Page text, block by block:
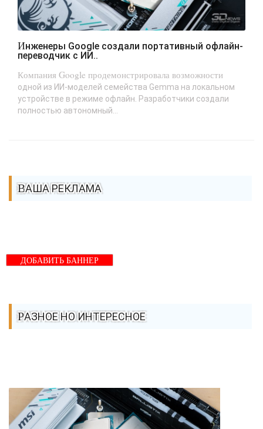
Инженеры Google создали портативный офлайн-
переводчик с ИИ..
Компания Google продемонстрировала возможности
одной из ИИ-моделей семейства Gemma на локальном
устройстве в режиме офлайн. Разработчики создали
полностью автономный...
ВАША РЕКЛАМА
ДОБАВИТЬ БАННЕР
РАЗНОЕ НО ИНТЕРЕСНОЕ